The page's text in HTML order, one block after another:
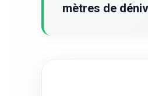
mètres de